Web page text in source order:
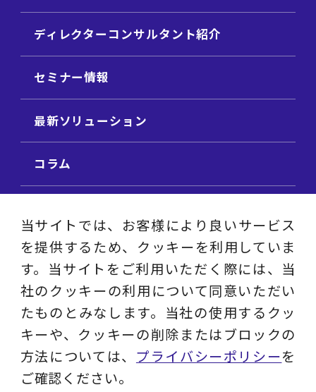
ディレクターコンサルタント紹介
セミナー情報
最新ソリューション
コラム
ビジネステーマ解説集
動画ライブラリ
採用サイト
プライバシーポリシー
当サイトでは、お客様により良いサービス
を提供するため、クッキーを利用していま
す。当サイトをご利用いただく際には、当
社のクッキーの利用について同意いただい
たものとみなします。当社の使用するクッ
キーや、クッキーの削除またはブロックの
方法については、 プライバシーポリシーを
ご確認ください。